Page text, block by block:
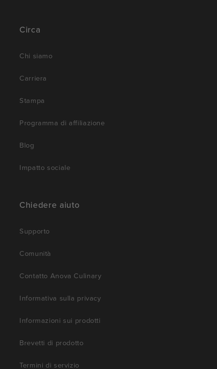
Circa
Chi siamo
Carriera
Stampa
Programma di affiliazione
Blog
Impatto sociale
Chiedere aiuto
Supporto
Comunità
Contatto Anova Culinary
Informativa sulla privacy
Informazioni sui prodotti
Brevetti di prodotto
Termini di servizio